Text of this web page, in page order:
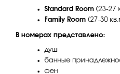
Standard Room (23-27
Family Room (27-30
В номерах представлено:
душ
банные
фен